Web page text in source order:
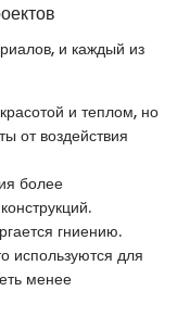
и каждый из
и теплом, но
от воздействия
более
гниению.
используются для
менее